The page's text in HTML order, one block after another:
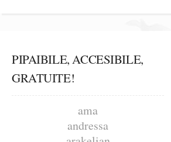
PIPAIBILE, ACCESIBILE,
GRATUITE!
ama
andressa